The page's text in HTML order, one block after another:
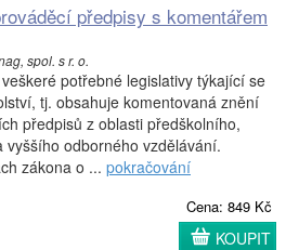
předpisy s komentářem
spol. s r. o.
potřebné legislativy týkající se
tj. obsahuje komentovaná znění
předpisů z oblasti předškolního,
odborného vzdělávání.
zákona o ... pokračování
Cena: 849 Kč
KOUPIT